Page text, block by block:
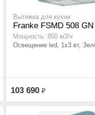
Вытяжка для кухни
Franke FSMD 508 GN
Мощность: 850 м3/ч
Освещение led, 1x3 вт,
103 690 ₽